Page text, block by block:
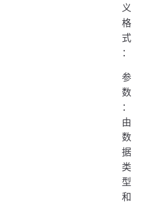
义
格
式
：
参
数
：
由
数
据
类
型
和